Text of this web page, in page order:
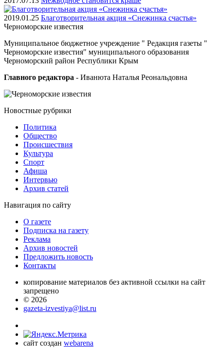
2019.01.25 Благотворительная акция «Снежинка счастья»
Черноморские известия
Муниципальное бюджетное учреждение " Редакция газеты "
Черноморские известия" муниципального образования
Черноморский район Республики Крым
Главного редактора - Иванюта Наталья Реональдовна
Новостные рубрики
Политика
Общество
Проиcшествия
Культура
Спорт
Афиша
Интервью
Архив статей
Навигация по сайту
О газете
Подписка на газету
Реклама
Архив новостей
Предложить новость
Контакты
копирование материалов без активной ссылки на сайт
запрещено
© 2026
gazeta-izvestiya@list.ru
сайт создан webarena